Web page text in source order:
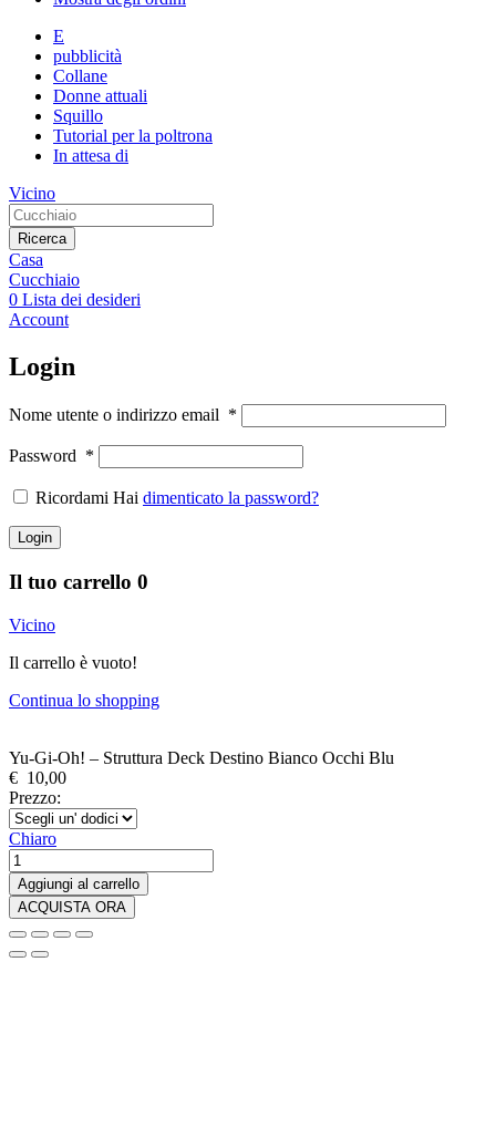
E
pubblicità
Collane
Donne attuali
Squillo
Tutorial per la poltrona
In attesa di
Vicino
Ricerca
Casa
Cucchiaio
0 Lista dei desideri
Account
Login
Nome utente o indirizzo email *
Password *
Ricordami Hai dimenticato la password?
Login
Il tuo carrello 0
Vicino
Il carrello è vuoto!
Continua lo shopping
Yu-Gi-Oh! – Struttura Deck Destino Bianco Occhi Blu
€ 10,00
Prezzo:
Chiaro
Yu-
Gi-
Oh!
-
Struttura
Deck
Aggiungi al carrello
ACQUISTA ORA